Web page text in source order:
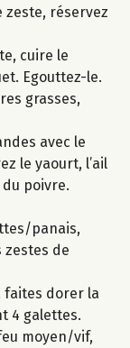
zeste, réservez
cuire le
Egouttez-le.
grasses,
avec le
le yaourt, l’ail
du poivre.
panais,
zestes de
faites dorer la
4 galettes.
moyen/vif,